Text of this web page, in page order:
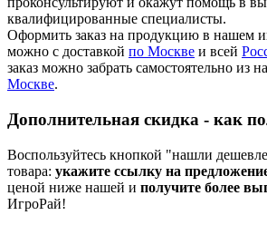
квалифицированные специалисты.
Оформить заказ на продукцию в нашем
можно с доставкой по Москве и всей
заказ можно забрать самостоятельно из
Москве.
Дополнительная скидка - как
Воспользуйтесь кнопкой "нашли
товара: укажите ссылку на
ценой ниже нашей и получите более
ИгроРай!